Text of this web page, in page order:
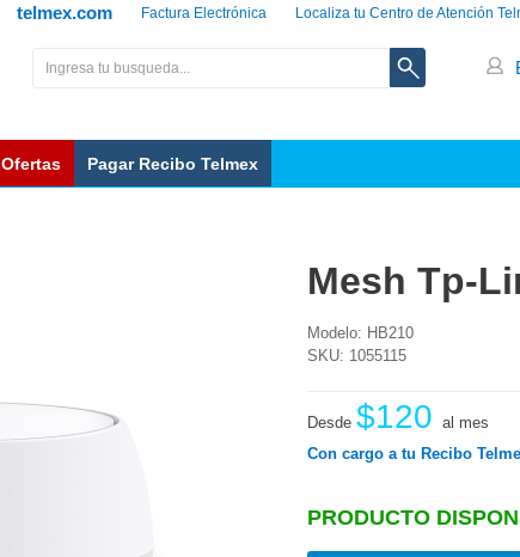
Localiza tu Centro de Atención
Factura Electrónica
telmex.com
Ofertas Pagar Recibo Telmex
Mesh Tp-
Modelo: HB210
SKU: 1055115
Desde $120 al mes
Con cargo a tu Recibo
PRODUCTO